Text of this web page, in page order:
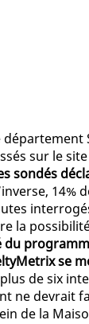
sur le
sondés
14%
la
se
de six
ne devrait
de la